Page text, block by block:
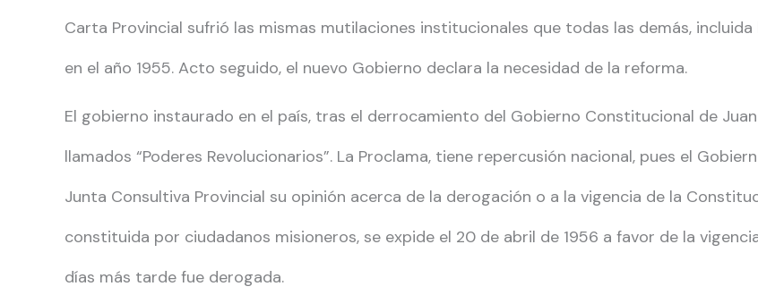
Carta Provincial sufrió las mismas mutilaciones institucionales que todas las demás,
en el año 1955. Acto seguido, el nuevo Gobierno declara la necesidad de la reforma.
El gobierno instaurado en el país, tras el derrocamiento del Gobierno Constitucional de
llamados “Poderes Revolucionarios”. La Proclama, tiene repercusión nacional, pues el
Junta Consultiva Provincial su opinión acerca de la derogación o a la vigencia de la
constituida por ciudadanos misioneros, se expide el 20 de abril de 1956 a favor de la
días más tarde fue derogada.